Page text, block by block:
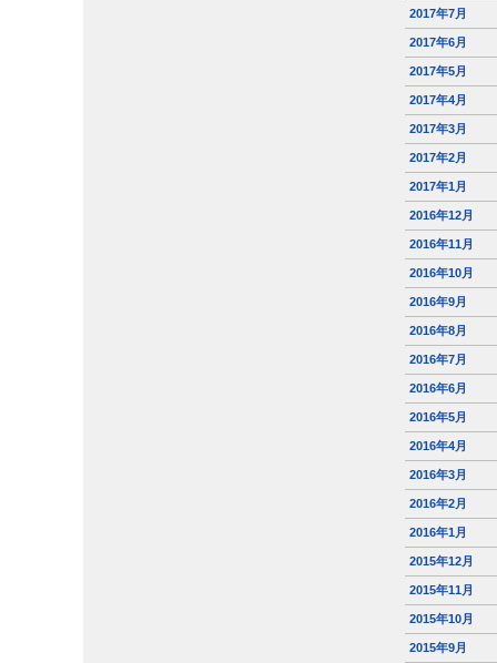
2017年7月
2017年6月
2017年5月
2017年4月
2017年3月
2017年2月
2017年1月
2016年12月
2016年11月
2016年10月
2016年9月
2016年8月
2016年7月
2016年6月
2016年5月
2016年4月
2016年3月
2016年2月
2016年1月
2015年12月
2015年11月
2015年10月
2015年9月